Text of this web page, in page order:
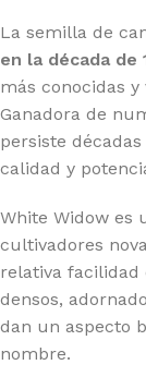
La semilla de
en la década de
más conocidas
Ganadora de
persiste
calidad y
White Widow es
cultivadores
relativa facilidad
densos,
dan un aspecto
nombre.